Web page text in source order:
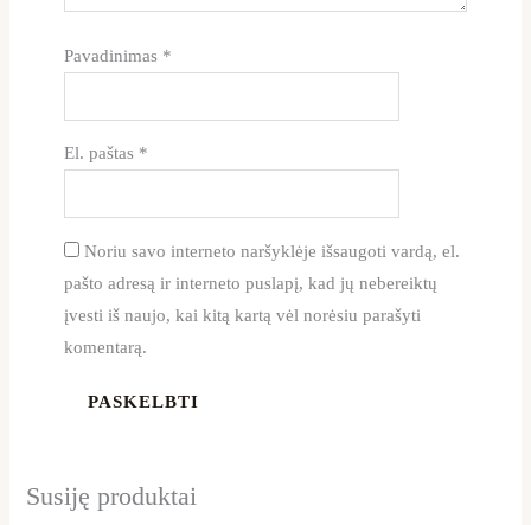
Pavadinimas *
El. paštas *
Noriu savo interneto naršyklėje išsaugoti vardą, el.
pašto adresą ir interneto puslapį, kad jų nebereiktų
įvesti iš naujo, kai kitą kartą vėl norėsiu parašyti
komentarą.
Susiję produktai